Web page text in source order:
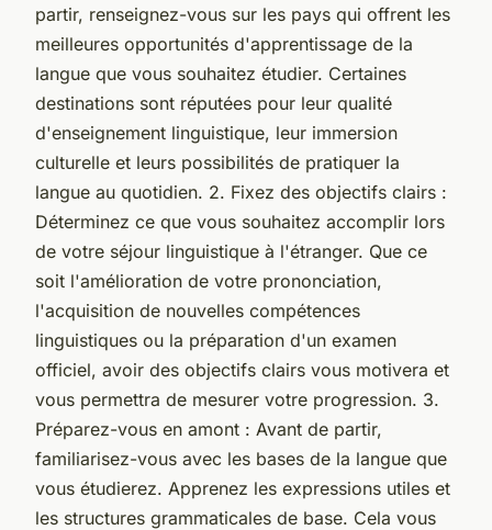
partir, renseignez-vous sur les pays qui offrent les
meilleures opportunités d'apprentissage de la
langue que vous souhaitez étudier. Certaines
destinations sont réputées pour leur qualité
d'enseignement linguistique, leur immersion
culturelle et leurs possibilités de pratiquer la
langue au quotidien. 2. Fixez des objectifs clairs :
Déterminez ce que vous souhaitez accomplir lors
de votre séjour linguistique à l'étranger. Que ce
soit l'amélioration de votre prononciation,
l'acquisition de nouvelles compétences
linguistiques ou la préparation d'un examen
officiel, avoir des objectifs clairs vous motivera et
vous permettra de mesurer votre progression. 3.
Préparez-vous en amont : Avant de partir,
familiarisez-vous avec les bases de la langue que
vous étudierez. Apprenez les expressions utiles et
les structures grammaticales de base. Cela vous